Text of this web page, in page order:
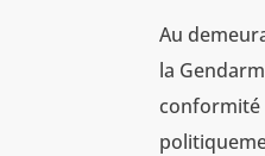
Au
la
conformité